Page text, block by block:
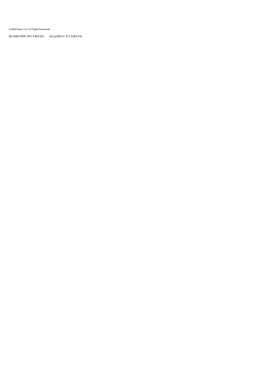
© 2025 Scalar, Inc. All Rights Reservered
個人情報の管理に関する基本方針 反社会的勢力に対する基本方針